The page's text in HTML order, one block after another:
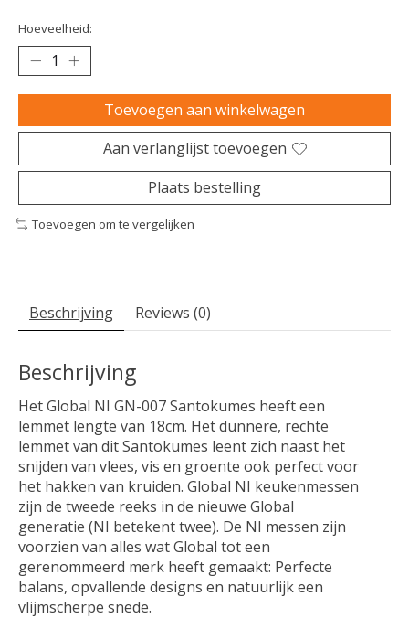
Hoeveelheid:
Toevoegen aan winkelwagen
Aan verlanglijst toevoegen
Plaats bestelling
Toevoegen om te vergelijken
Beschrijving Reviews (0)
Beschrijving
Het Global NI GN-007 Santokumes heeft een
lemmet lengte van 18cm. Het dunnere, rechte
lemmet van dit Santokumes leent zich naast het
snijden van vlees, vis en groente ook perfect voor
het hakken van kruiden. Global NI keukenmessen
zijn de tweede reeks in de nieuwe Global
generatie (NI betekent twee). De NI messen zijn
voorzien van alles wat Global tot een
gerenommeerd merk heeft gemaakt: Perfecte
balans, opvallende designs en natuurlijk een
vlijmscherpe snede.